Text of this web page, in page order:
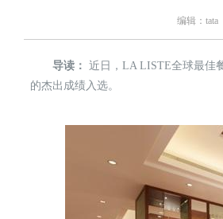
编辑： tata
导读： 近日，LA LISTE全球最佳
的杰出成绩入选。